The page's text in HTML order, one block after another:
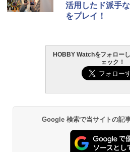
活用したド派手
をプレイ！
HOBBY Watchをフォロー
ェック！
Google 検索で当サイトの記